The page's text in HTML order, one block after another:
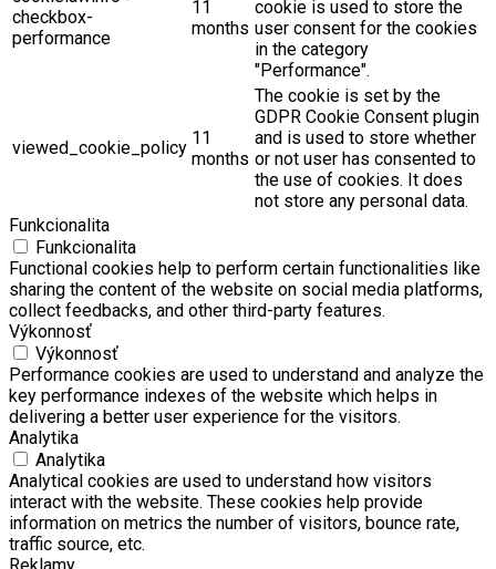
checkbox-
performance
11
months
cookie is used to store the
user consent for the cookies
in the category
"Performance".
viewed_cookie_policy 11
months
The cookie is set by the
GDPR Cookie Consent plugin
and is used to store whether
or not user has consented to
the use of cookies. It does
not store any personal data.
Funkcionalita
Funkcionalita
Functional cookies help to perform certain functionalities like
sharing the content of the website on social media platforms,
collect feedbacks, and other third-party features.
Výkonnosť
Výkonnosť
Performance cookies are used to understand and analyze the
key performance indexes of the website which helps in
delivering a better user experience for the visitors.
Analytika
Analytika
Analytical cookies are used to understand how visitors
interact with the website. These cookies help provide
information on metrics the number of visitors, bounce rate,
traffic source, etc.